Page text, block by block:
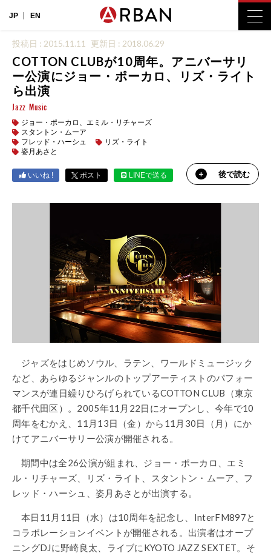
JP EN
投稿日 : 2015.11.11 更新日 : 2018.06.29
COTTON CLUBが10周年。アニバーサリ
ー公演にジョー・ポーカロ、リズ・ライト
ら出演
Jazz Music
ジョー・ポーカロ、エミル・リチャーズ
スタントン・ムーア
フレッド・ハーシュ
リズ・ライト
姿月あさと
いいね ! ポスト LINEで送る 後で読む
ジャズをはじめソウル、ラテン、ワールドミュージック
など、あらゆるジャンルのトップアーティストのパフォー
マンスが連日繰りひろげられているCOTTON CLUB（東京
都千代田区）。2005年11月22日にオープンし、今年で10
周年をむかえ、11月13日（金）から11月30日（月）にか
けてアニバーサリー公演が開催される。
期間中は全26公演が組まれ、ジョー・ポーカロ、エミ
ル・リチャーズ、リズ・ライト、スタントン・ムーア、フ
レッド・ハーシュ、姿月あさとが出演する。
本日11月11日（水）は10周年を記念し、InterFM897と
コラボレーションイベントが開催される。出演者はオープ
ニングDJに野崎良太、ライブにKYOTO JAZZ SEXTET。そ